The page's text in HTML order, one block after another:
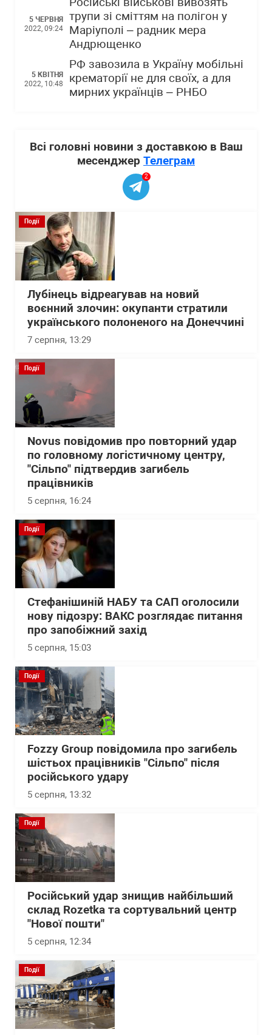
5 ЧЕРВНЯ
2022, 09:24
трупи зі сміттям на полігон у
Маріуполі – радник мера
Андрющенко
5 КВІТНЯ
2022, 10:48
РФ завозила в Україну мобільні
крематорії не для своїх, а для
мирних українців – РНБО
Всі головні новини з доставкою в Ваш
месенджер Телеграм
2
Події
Лубінець відреагував на новий
воєнний злочин: окупанти стратили
українського полоненого на Донеччині
7 серпня, 13:29
Події
Novus повідомив про повторний удар
по головному логістичному центру,
"Сільпо" підтвердив загибель
працівників
5 серпня, 16:24
Події
Стефанішиній НАБУ та САП оголосили
нову підозру: ВАКС розглядає питання
про запобіжний захід
5 серпня, 15:03
Події
Fozzy Group повідомила про загибель
шістьох працівників "Сільпо" після
російського удару
5 серпня, 13:32
Події
Російський удар знищив найбільший
склад Rozetka та сортувальний центр
"Нової пошти"
5 серпня, 12:34
Події